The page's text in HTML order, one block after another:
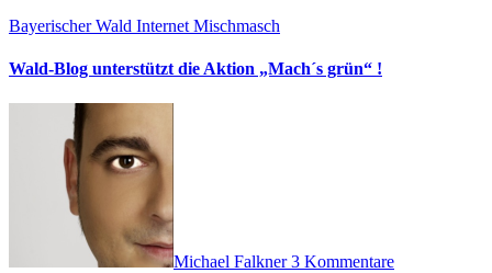
Bayerischer Wald Internet Mischmasch
Wald-Blog unterstützt die Aktion „Mach´s grün“ !
Michael Falkner3 Kommentare